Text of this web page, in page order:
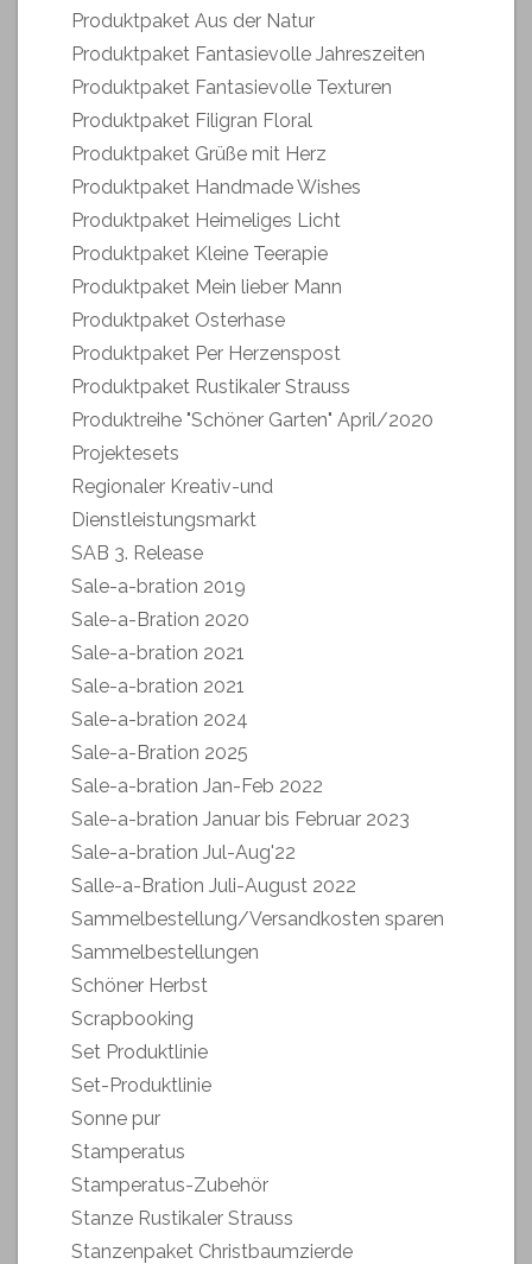
Produktpaket Aus der Natur
Produktpaket Fantasievolle Jahreszeiten
Produktpaket Fantasievolle Texturen
Produktpaket Filigran Floral
Produktpaket Grüße mit Herz
Produktpaket Handmade Wishes
Produktpaket Heimeliges Licht
Produktpaket Kleine Teerapie
Produktpaket Mein lieber Mann
Produktpaket Osterhase
Produktpaket Per Herzenspost
Produktpaket Rustikaler Strauss
Produktreihe "Schöner Garten" April/2020
Projektesets
Regionaler Kreativ-und
Dienstleistungsmarkt
SAB 3. Release
Sale-a-bration 2019
Sale-a-Bration 2020
Sale-a-bration 2021
Sale-a-bration 2021
Sale-a-bration 2024
Sale-a-Bration 2025
Sale-a-bration Jan-Feb 2022
Sale-a-bration Januar bis Februar 2023
Sale-a-bration Jul-Aug'22
Salle-a-Bration Juli-August 2022
Sammelbestellung/Versandkosten sparen
Sammelbestellungen
Schöner Herbst
Scrapbooking
Set Produktlinie
Set-Produktlinie
Sonne pur
Stamperatus
Stamperatus-Zubehör
Stanze Rustikaler Strauss
Stanzenpaket Christbaumzierde